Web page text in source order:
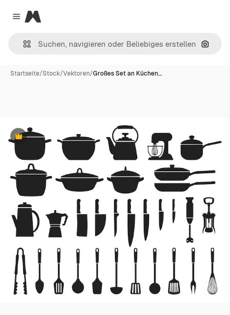
Close menu
Magnific
Nach
Startseite/Stock/Vektoren/Großes Set an Küchen…
Premium